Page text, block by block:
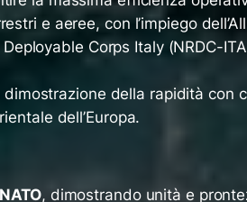
e aeree, con l’impiego
Corps Italy (NRDC-
della rapidità con
dell’Europa.
, dimostrando unità e